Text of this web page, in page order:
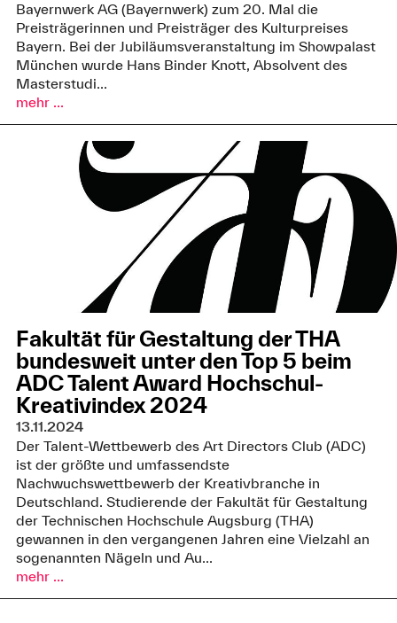
Bayernwerk AG (Bayernwerk) zum 20. Mal die
Preisträgerinnen und Preisträger des Kulturpreises
Bayern. Bei der Jubiläumsveranstaltung im Showpalast
München wurde Hans Binder Knott, Absolvent des
Masterstudi...
mehr ...
Fakultät für Gestaltung der THA
bundesweit unter den Top 5 beim
ADC Talent Award Hochschul-
Kreativindex 2024
13.11.2024
Der Talent-Wettbewerb des Art Directors Club (ADC)
ist der größte und umfassendste
Nachwuchswettbewerb der Kreativbranche in
Deutschland. Studierende der Fakultät für Gestaltung
der Technischen Hochschule Augsburg (THA)
gewannen in den vergangenen Jahren eine Vielzahl an
sogenannten Nägeln und Au...
mehr ...